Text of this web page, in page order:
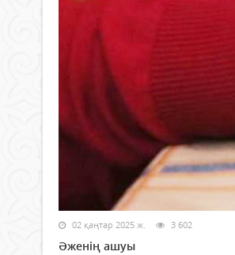
02 қаңтар 2025 ж. 3 602
Әженің ашуы